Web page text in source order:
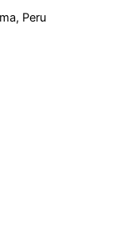
Peru